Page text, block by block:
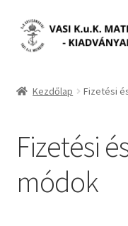
Ugrás
a
Kilépés
a
vasikukmatrozok.com
Kezdőlap Fizetési
Fizetési
módok